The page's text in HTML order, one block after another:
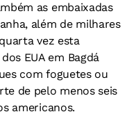
as embaixadas
além de milhares
vez esta
EUA em Bagdá
com foguetes ou
de pelo menos seis
americanos.